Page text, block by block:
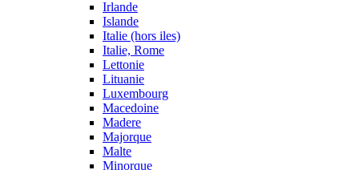
Irlande
Islande
Italie (hors iles)
Italie, Rome
Lettonie
Lituanie
Luxembourg
Macedoine
Madere
Majorque
Malte
Minorque